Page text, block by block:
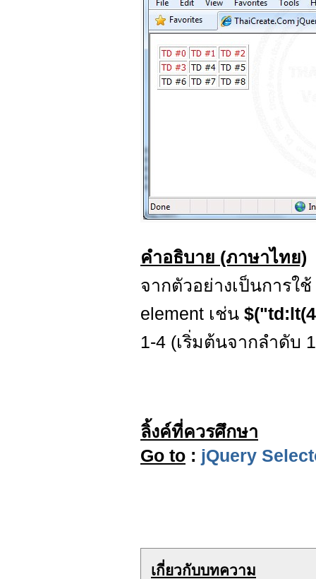
คำอธิบาย (ภาษาไทย)
จากตัวอย่างเป็นการใช้
element เช่น
1-4 (เริ่มต้นจากลำดับ
ลิ้งค์ที่ควรศึกษา
Go to : jQuery
เกี่ยวกับบทความ